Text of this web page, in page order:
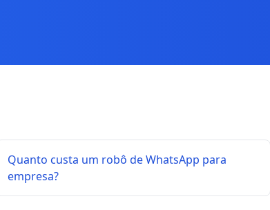
Quanto custa um robô de WhatsApp para
empresa?